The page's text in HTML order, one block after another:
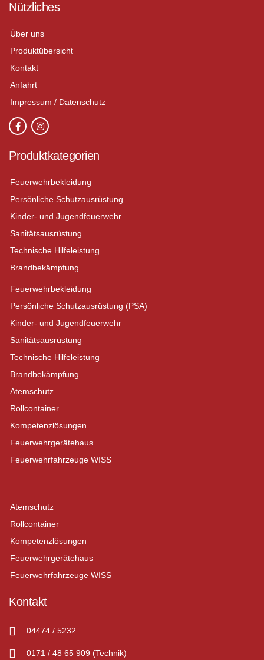
Nützliches
Über uns
Produktübersicht
Kontakt
Anfahrt
Impressum / Datenschutz
Produktkategorien
Feuerwehrbekleidung
Persönliche Schutzausrüstung
Kinder- und Jugendfeuerwehr
Sanitätsausrüstung
Technische Hilfeleistung
Brandbekämpfung
Feuerwehrbekleidung
Persönliche Schutzausrüstung (PSA)
Kinder- und Jugendfeuerwehr
Sanitätsausrüstung
Technische Hilfeleistung
Brandbekämpfung
Atemschutz
Rollcontainer
Kompetenzlösungen
Feuerwehrgerätehaus
Feuerwehrfahrzeuge WISS
Atemschutz
Rollcontainer
Kompetenzlösungen
Feuerwehrgerätehaus
Feuerwehrfahrzeuge WISS
Kontakt
04474 / 5232
0171 / 48 65 909 (Technik)